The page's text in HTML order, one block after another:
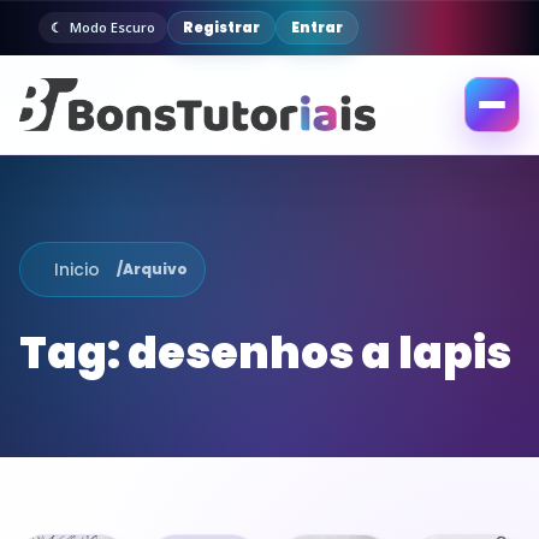
Modo Escuro Registrar Entrar
Abrir
Inicio /Arquivo
Tag:desenhos a lapis